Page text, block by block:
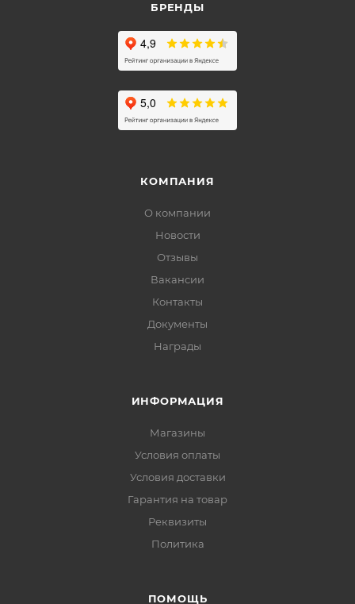
БРЕНДЫ
КОМПАНИЯ
О компании
Новости
Отзывы
Вакансии
Контакты
Документы
Награды
ИНФОРМАЦИЯ
Магазины
Условия оплаты
Условия доставки
Гарантия на товар
Реквизиты
Политика
ПОМОЩЬ